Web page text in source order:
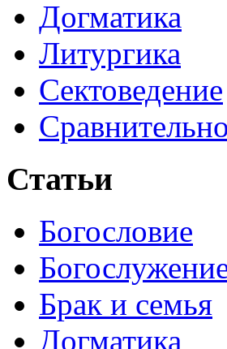
Догматика
Литургика
Сектоведение
Статьи
Богословие
Брак и семья
Догматика